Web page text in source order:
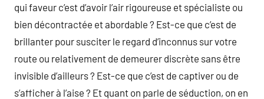
qui faveur c’est d’avoir l’air rigoureuse et spécialiste ou
bien décontractée et abordable ? Est-ce que c’est de
brillanter pour susciter le regard d’inconnus sur votre
route ou relativement de demeurer discrète sans être
invisible d’ailleurs ? Est-ce que c’est de captiver ou de
s’afficher à l’aise ? Et quant on parle de séduction, on en